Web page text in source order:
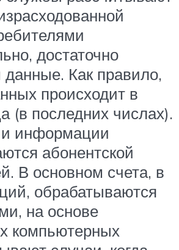
достаточно
Как правило,
происходит в
(в последних числах).
информации
абонентской
В основном счета, в
обрабатываются
на основе
компьютерных